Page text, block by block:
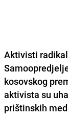
Aktivisti
kosovskog
aktivista su
prištinskih